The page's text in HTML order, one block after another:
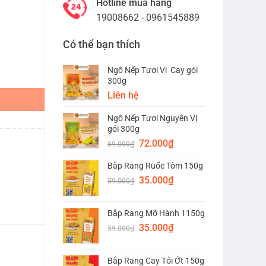
Hotline mua hàng
19008662 - 0961545889
Có thể bạn thích
Ngô Nếp Tươi Vị Cay gói
300g
Liên hệ
Ngô Nếp Tươi Nguyên Vị
gói 300g
89.000₫ Giá
là:
89.000₫.
72.000₫Giá
tại
là:
Bắp Rang Ruốc Tôm 150g
59.000₫ Giá
59.000₫.
35.000₫Giá
là:
35.000₫.
Bắp Rang Mỡ Hành 1150g
59.000₫ Giá
35.000₫Giá
Bắp Rang Cay Tỏi Ớt 150g